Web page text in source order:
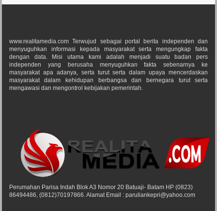
www.realitamedia.com Terwujud sebagai portal berita independen dan
menyuguhkan informasi kepada masyarakat serta mengungkap fakta
dengan data. Misi utama kami adalah menjadi suatu badan pers
independen yang berusaha menyuguhkan fakta sebenarnya ke
masyarakat apa adanya, serta turut serta dalam upaya mencerdaskan
masyarakat dalam kehidupan berbangsa dan bernegara turut serta
mengawasi dan mengontrol kebijakan pemerintah.
Perumahan Parisa Indah Blok A3 Nomor 20 Batuaji- Batam HP (0823)
86494486, (0812)70197866. Alamat Email : paruliankepri@yahoo.com